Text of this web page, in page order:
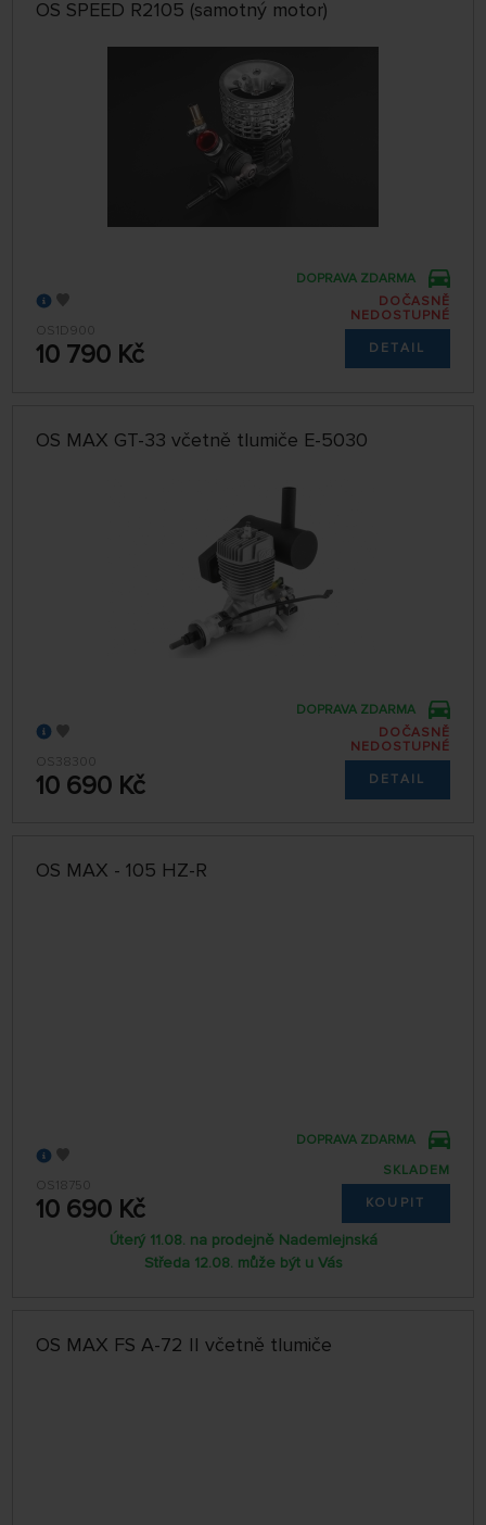
OS SPEED R2105 (samotný motor)
OS1D900
10 790 Kč
DOPRAVA ZDARMA
DOČASNĚ
NEDOSTUPNÉ
DETAIL
OS MAX GT-33 včetně tlumiče E-5030
OS38300
10 690 Kč
DOPRAVA ZDARMA
DOČASNĚ
NEDOSTUPNÉ
DETAIL
OS MAX - 105 HZ-R
OS18750
10 690 Kč
DOPRAVA ZDARMA
SKLADEM
KOUPIT
Úterý 11.08. na prodejně Nademlejnská
Středa 12.08. může být u Vás
OS MAX FS A-72 II včetně tlumiče